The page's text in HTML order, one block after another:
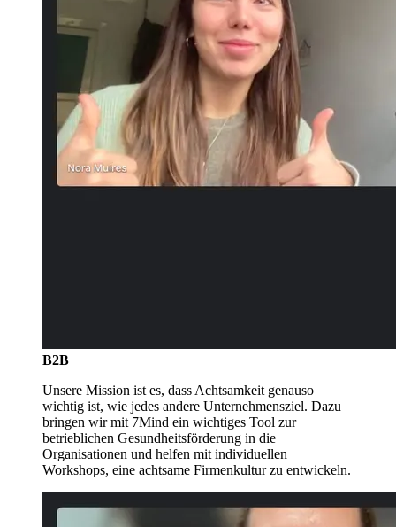
B2B
Unsere Mission ist es, dass Achtsamkeit genauso
wichtig ist, wie jedes andere Unternehmensziel. Dazu
bringen wir mit 7Mind ein wichtiges Tool zur
betrieblichen Gesundheitsförderung in die
Organisationen und helfen mit individuellen
Workshops, eine achtsame Firmenkultur zu entwickeln.